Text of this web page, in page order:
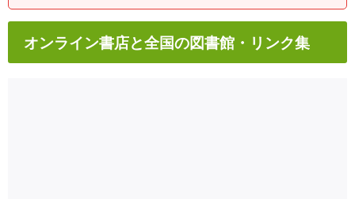
オンライン書店と全国の図書館・リンク集